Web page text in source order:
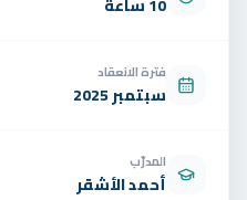
فترة الانعقاد
سبتمبر 2025
المدرّب
أحمد الأشقر